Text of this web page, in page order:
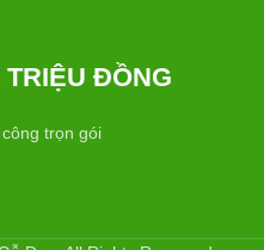
TRIỆU ĐỒNG
trọn gói